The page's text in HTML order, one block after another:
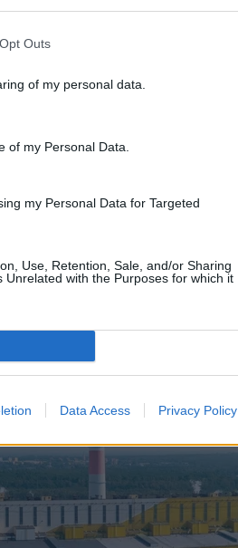
Outs
of my personal data.
of my Personal Data.
my Personal Data for Targeted
Use, Retention, Sale, and/or Sharing
Unrelated with the Purposes for which it
Data Access Privacy Policy